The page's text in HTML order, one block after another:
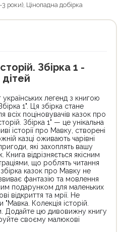
роки), Цінопадна добірка
Збірка 1 -
дітей
українських легенд з книгою
1". Ця збірка стане
всіх поціновувачів казок про
Збірка 1" — це унікальна
історії про Мавку, створені
казці оживають чарівні
які захоплять вашу
відрізняється якісним
що роблять читання
казок про Мавку не
фантазію та мовлення
подарунком для маленьких
відкриття та мрії. Не
Колекція історій.
Додайте цю дивовижну книгу
своєму малюкові